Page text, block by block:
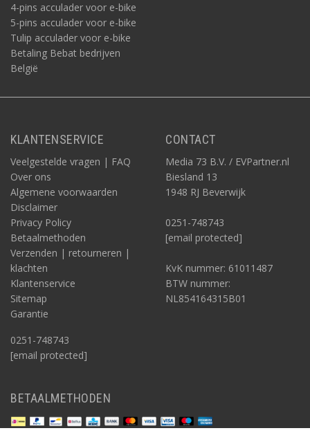
4-pins acculader voor e-bike
5-pins acculader voor e-bike
Tulip acculader voor e-bike
Betaling Bebat bedrijven
België
KLANTENSERVICE
Veelgestelde vragen | FAQ
Over ons
Algemene voorwaarden
Disclaimer
Privacy Policy
Betaalmethoden
Verzenden | retourneren |
klachten
Klantenservice
Sitemap
Garantie
0251-748743
[email protected]
CONTACT
Media 73 B.V. / EVPartner.nl
Biesland 13
1948 RJ Beverwijk
0251-748743
[email protected]
KvK nummer: 61011487
BTW nummer:
NL854164315B01
BETAALMETHODEN